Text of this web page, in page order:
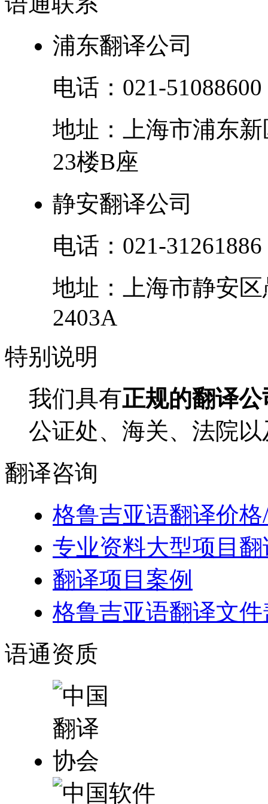
浦东翻译公司
电话： 021-51088600
地址：
上海市浦东新
23楼B座
静安翻译公司
电话： 021-31261886
地址：
上海市静安区
2403A
特别 说明
我们具有正规的翻译
公证处、海关、法院
翻译咨询
格鲁吉亚语翻译价
专业资料大型项目翻
翻译项目案例
格鲁吉亚语翻译文
语通资质